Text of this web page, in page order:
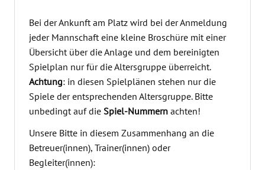
Bei der Ankunft am Platz wird bei der Anmeldung
jeder Mannschaft eine kleine Broschüre mit einer
Übersicht über die Anlage und dem bereinigten
Spielplan nur für die Altersgruppe überreicht.
Achtung: in diesen Spielplänen stehen nur die
Spiele der entsprechenden Altersgruppe. Bitte
unbedingt auf die Spiel-Nummern achten!
Unsere Bitte in diesem Zusammenhang an die
Betreuer(innen), Trainer(innen) oder
Begleiter(innen):